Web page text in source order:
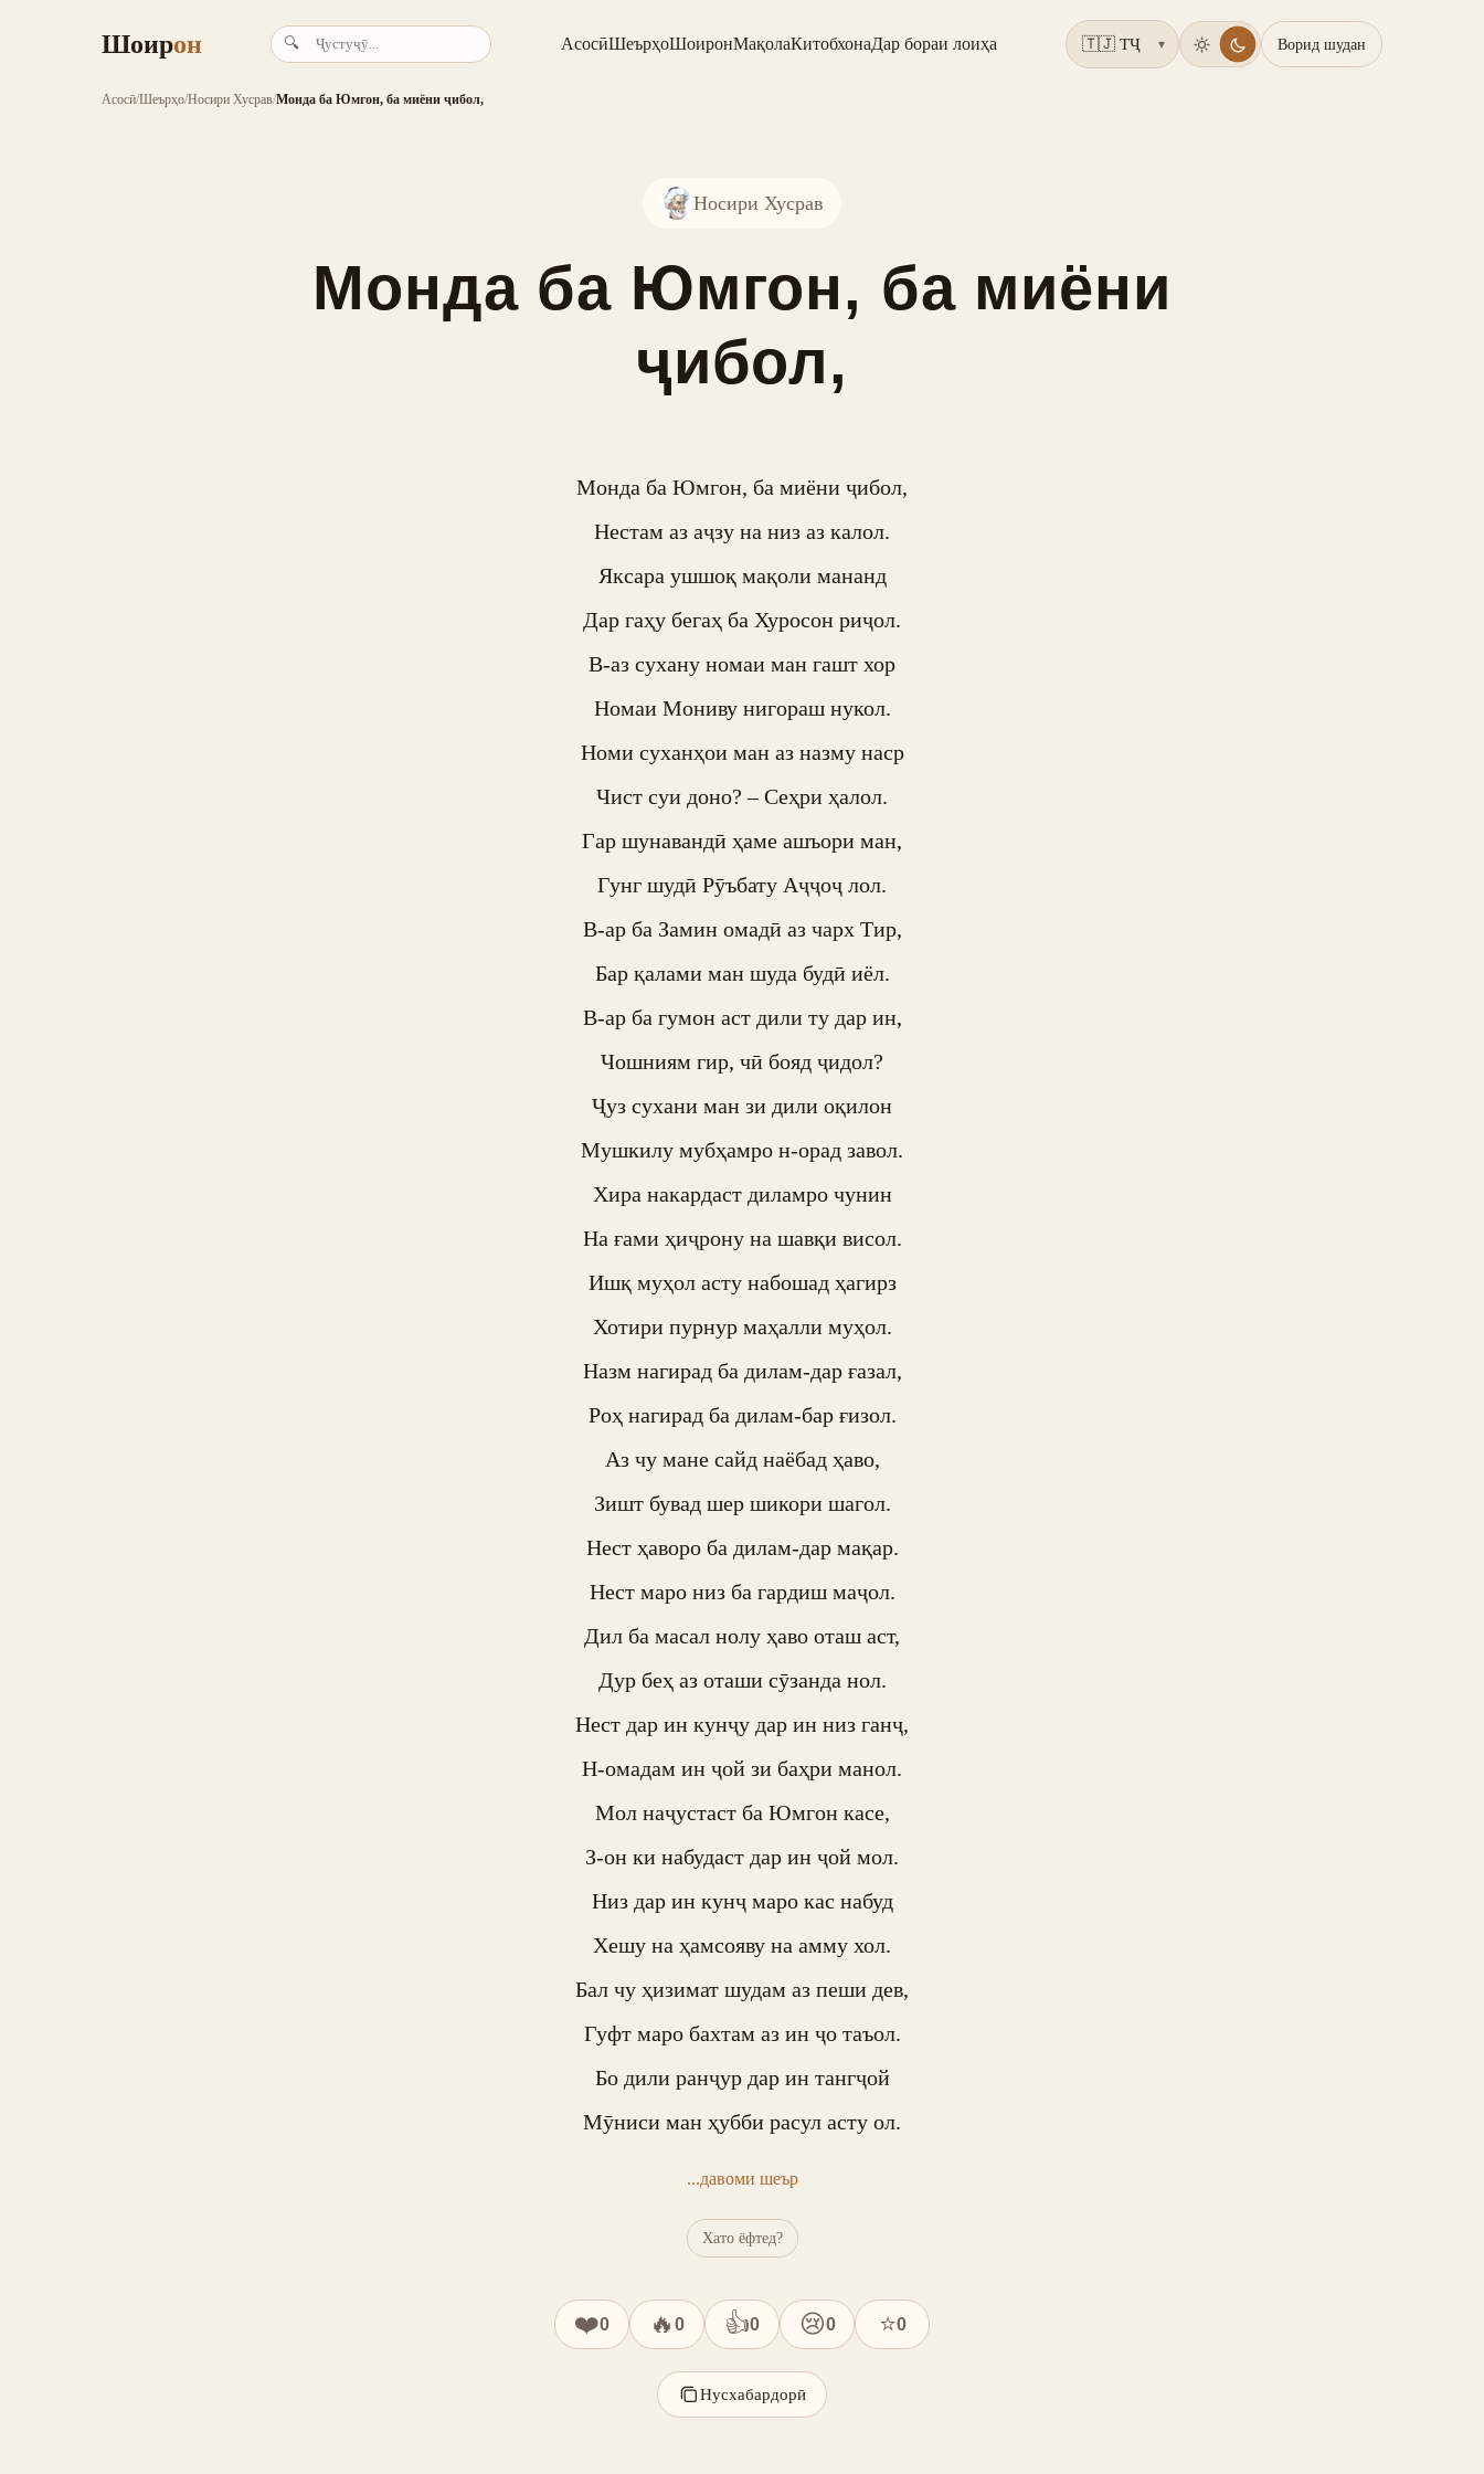
Шоирон 🔍 АсосӣШеърҳоШоиронМақолаКитобхонаДар бораи лоиҳа ▾ Ворид шудан
Асосӣ/Шеърҳо/Носири Хусрав/Монда ба Юмгон, ба миёни ҷибол,
Носири Хусрав
Монда ба Юмгон, ба миёни
ҷибол,
Монда ба Юмгон, ба миёни ҷибол,
Нестам аз аҷзу на низ аз калол.
Яксара ушшоқ мақоли мананд
Дар гаҳу бегаҳ ба Хуросон риҷол.
В-аз сухану номаи ман гашт хор
Номаи Мониву нигораш нукол.
Номи суханҳои ман аз назму наср
Чист суи доно? – Сеҳри ҳалол.
Гар шунавандӣ ҳаме ашъори ман,
Гунг шудӣ Рӯъбату Аҷҷоҷ лол.
В-ар ба Замин омадӣ аз чарх Тир,
Бар қалами ман шуда будӣ иёл.
В-ар ба гумон аст дили ту дар ин,
Чошниям гир, чӣ бояд ҷидол?
Ҷуз сухани ман зи дили оқилон
Мушкилу мубҳамро н-орад завол.
Хира накардаст диламро чунин
На ғами ҳиҷрону на шавқи висол.
Ишқ муҳол асту набошад ҳагирз
Хотири пурнур маҳалли муҳол.
Назм нагирад ба дилам-дар ғазал,
Роҳ нагирад ба дилам-бар ғизол.
Аз чу мане сайд наёбад ҳаво,
Зишт бувад шер шикори шагол.
Нест ҳаворо ба дилам-дар мақар.
Нест маро низ ба гардиш маҷол.
Дил ба масал нолу ҳаво оташ аст,
Дур беҳ аз оташи сӯзанда нол.
Нест дар ин кунҷу дар ин низ ганҷ,
Н-омадам ин ҷой зи баҳри манол.
Мол наҷустаст ба Юмгон касе,
З-он ки набудаст дар ин ҷой мол.
Низ дар ин кунҷ маро кас набуд
Хешу на ҳамсояву на амму хол.
Бал чу ҳизимат шудам аз пеши дев,
Гуфт маро бахтам аз ин ҷо таъол.
Бо дили ранҷур дар ин тангҷой
Мӯниси ман ҳубби расул асту ол.
...давоми шеър
Хато ёфтед?
❤️0 🔥 0 👍0 😢0 ⭐0
Нусхабардорӣ